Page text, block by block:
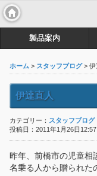
製品案内
ホーム > スタッフブログ> 伊
伊達直人
カテゴリー： スタッフブログ
投稿日：2011年1月26日
昨年、前橋市の児童相
名乗る人から贈られた